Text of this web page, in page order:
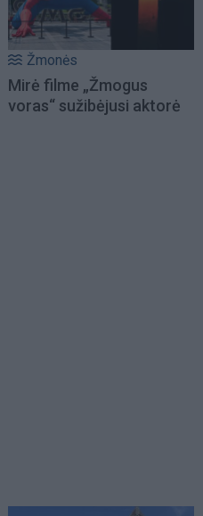
Žmonės
Mirė filme „Žmogus
voras“ sužibėjusi aktorė